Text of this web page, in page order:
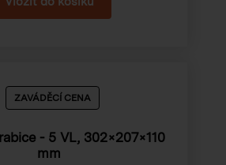
ZAVÁDĚCÍ CENA
- 5 VL, 302×207×110
mm